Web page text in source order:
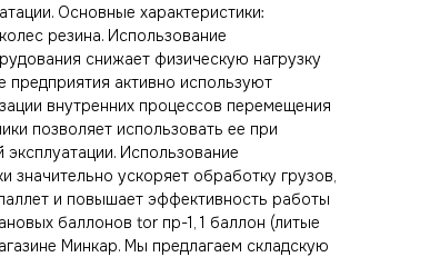
Основные характеристики:
резина. Использование
снижает физическую нагрузку
предприятия активно используют
внутренних процессов перемещения
позволяет использовать ее при
Использование
значительно ускоряет обработку грузов,
и повышает эффективность работы
баллонов tor пр-1, 1 баллон (литые
Минкар. Мы предлагаем складскую